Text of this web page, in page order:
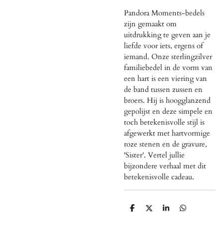
Pandora Moments-bedels
zijn gemaakt om
uitdrukking te geven aan je
liefde voor iets, ergens of
iemand. Onze sterlingzilver
familiebedel in de vorm van
een hart is een viering van
de band tussen zussen en
broers. Hij is hoogglanzend
gepolijst en deze simpele en
toch betekenisvolle stijl is
afgewerkt met hartvormige
roze stenen en de gravure,
'Sister'. Vertel jullie
bijzondere verhaal met dit
betekenisvolle cadeau.
D
D
S
D